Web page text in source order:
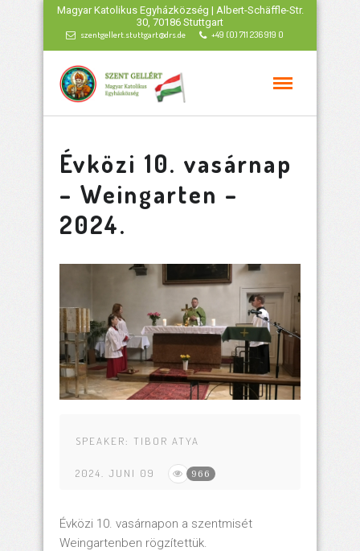
Magyar Katolikus Egyházközség | Albert-Schäffle-Str.
30, 70186 Stuttgart
szentgellert.stuttgart@drs.de +49 (0) 711 236 919 0
Évközi 10. vasárnap
– Weingarten –
2024.
SPEAKER: TIBOR ATYA
2024. JUNI 09 966
Évközi 10. vasárnapon a szentmisét
Weingartenben rögzítettük.